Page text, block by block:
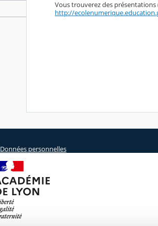
Vous trouverez des présentations
http://
Données personnelles